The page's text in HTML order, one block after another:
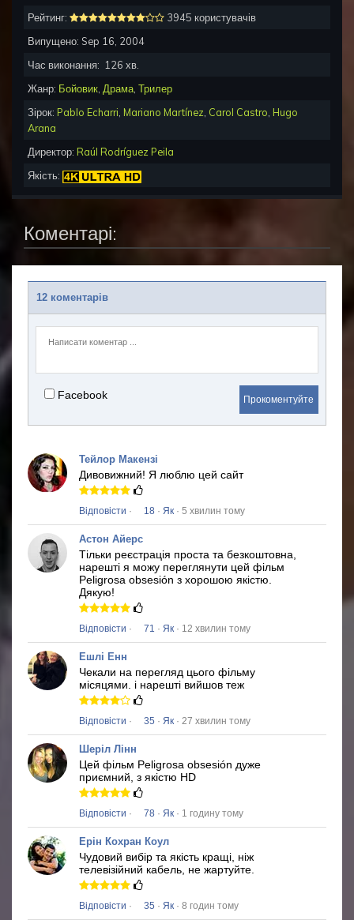
Рейтинг:
3945 користувачів
Випущено: Sep 16, 2004
Час виконання: 126 хв.
Жанр: Бойовик Драма Трилер
Зірок: Pablo Echarri Mariano Martínez Carol Castro Hugo
Arana
Директор: Raúl Rodríguez Peila
Якість:
Коментарі:
12 коментарів
Facebook Прокоментуйте
Тейлор Макензі
Дивовижний! Я люблю цей сайт
Відповісти · 18 · Як · 5 хвилин тому
Астон Айерс
Тільки реєстрація проста та безкоштовна,
нарешті я можу переглянути цей фільм
Peligrosa obsesión з хорошою якістю.
Дякую!
Відповісти · 71 · Як · 12 хвилин тому
Ешлі Енн
Чекали на перегляд цього фільму
місяцями. і нарешті вийшов теж
Відповісти · 35 · Як · 27 хвилин тому
Шеріл Лінн
Цей фільм Peligrosa obsesión дуже
приємний, з якістю HD
Відповісти · 78 · Як · 1 годину тому
Ерін Кохран Коул
Чудовий вибір та якість кращі, ніж
телевізійний кабель, не жартуйте.
Відповісти · 35 · Як · 8 годин тому